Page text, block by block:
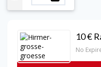
10 €
No